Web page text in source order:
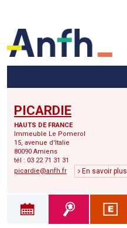
PICARDIE
HAUTS DE FRANCE
Immeuble Le Pomerol
15, avenue d'Italie
80090 Amiens
tél : 03 22 71 31 31
picardie@anfh.fr
En savoir plus